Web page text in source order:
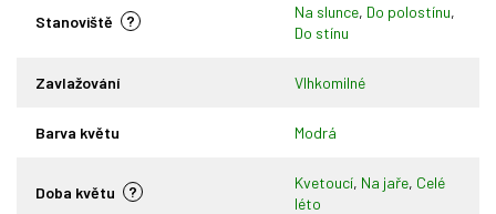
?
Stanoviště
Na slunce, Do polostínu,
Do stínu
Zavlažování Vlhkomilné
Barva květu Modrá
?
Doba květu
Kvetoucí, Na jaře, Celé
léto